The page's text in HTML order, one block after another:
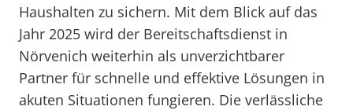
Haushalten zu sichern. Mit dem Blick auf das
Jahr 2025 wird der Bereitschaftsdienst in
Nörvenich weiterhin als unverzichtbarer
Partner für schnelle und effektive Lösungen in
akuten Situationen fungieren. Die verlässliche